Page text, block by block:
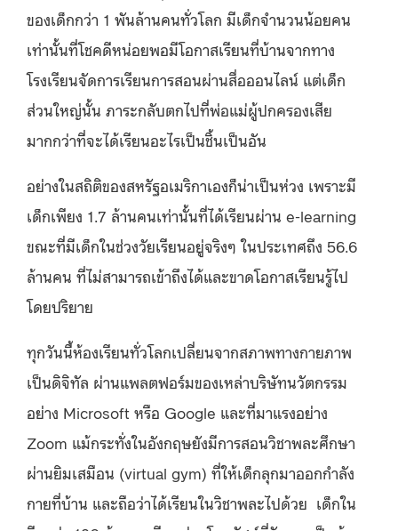
ของเด็กกว่า 1 พันล้านคนทั่วโลก มีเด็กจำนวนน้อยคน
เท่านั้นที่โชคดีหน่อยพอมีโอกาสเรียนที่บ้านจากทาง
โรงเรียนจัดการเรียนการสอนผ่านสื่อออนไลน์ แต่เด็ก
ส่วนใหญ่นั้น ภาระกลับตกไปที่พ่อแม่ผู้ปกครองเสีย
มากกว่าที่จะได้เรียนอะไรเป็นชิ้นเป็นอัน
อย่างในสถิติของสหรัฐอเมริกาเองก็น่าเป็นห่วง เพราะมี
เด็กเพียง 1.7 ล้านคนเท่านั้นที่ได้เรียนผ่าน e-learning
ขณะที่มีเด็กในช่วงวัยเรียนอยู่จริงๆ ในประเทศถึง 56.6
ล้านคน ที่ไม่สามารถเข้าถึงได้และขาดโอกาสเรียนรู้ไป
โดยปริยาย
ทุกวันนี้ห้องเรียนทั่วโลกเปลี่ยนจากสภาพทางกายภาพ
เป็นดิจิทัล ผ่านแพลตฟอร์มของเหล่าบริษัทนวัตกรรม
อย่าง Microsoft หรือ Google และที่มาแรงอย่าง
Zoom แม้กระทั่งในอังกฤษยังมีการสอนวิชาพละศึกษา
ผ่านยิมเสมือน (virtual gym) ที่ให้เด็กลุกมาออกกำลัง
กายที่บ้าน และถือว่าได้เรียนในวิชาพละไปด้วย เด็กใน